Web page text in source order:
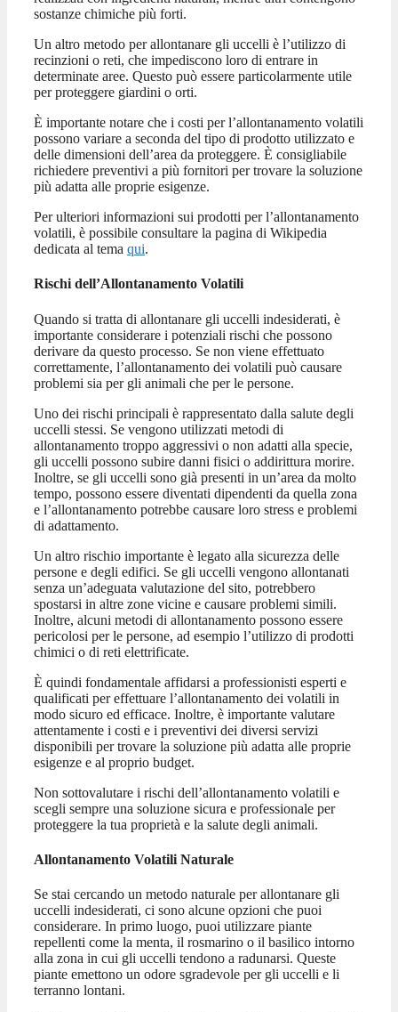
sostanze chimiche più forti.
Un altro metodo per allontanare gli uccelli è l’utilizzo di
recinzioni o reti, che impediscono loro di entrare in
determinate aree. Questo può essere particolarmente utile
per proteggere giardini o orti.
È importante notare che i costi per l’allontanamento volatili
possono variare a seconda del tipo di prodotto utilizzato e
delle dimensioni dell’area da proteggere. È consigliabile
richiedere preventivi a più fornitori per trovare la soluzione
più adatta alle proprie esigenze.
Per ulteriori informazioni sui prodotti per l’allontanamento
volatili, è possibile consultare la pagina di Wikipedia
dedicata al tema qui.
Rischi dell’Allontanamento Volatili
Quando si tratta di allontanare gli uccelli indesiderati, è
importante considerare i potenziali rischi che possono
derivare da questo processo. Se non viene effettuato
correttamente, l’allontanamento dei volatili può causare
problemi sia per gli animali che per le persone.
Uno dei rischi principali è rappresentato dalla salute degli
uccelli stessi. Se vengono utilizzati metodi di
allontanamento troppo aggressivi o non adatti alla specie,
gli uccelli possono subire danni fisici o addirittura morire.
Inoltre, se gli uccelli sono già presenti in un’area da molto
tempo, possono essere diventati dipendenti da quella zona
e l’allontanamento potrebbe causare loro stress e problemi
di adattamento.
Un altro rischio importante è legato alla sicurezza delle
persone e degli edifici. Se gli uccelli vengono allontanati
senza un’adeguata valutazione del sito, potrebbero
spostarsi in altre zone vicine e causare problemi simili.
Inoltre, alcuni metodi di allontanamento possono essere
pericolosi per le persone, ad esempio l’utilizzo di prodotti
chimici o di reti elettrificate.
È quindi fondamentale affidarsi a professionisti esperti e
qualificati per effettuare l’allontanamento dei volatili in
modo sicuro ed efficace. Inoltre, è importante valutare
attentamente i costi e i preventivi dei diversi servizi
disponibili per trovare la soluzione più adatta alle proprie
esigenze e al proprio budget.
Non sottovalutare i rischi dell’allontanamento volatili e
scegli sempre una soluzione sicura e professionale per
proteggere la tua proprietà e la salute degli animali.
Allontanamento Volatili Naturale
Se stai cercando un metodo naturale per allontanare gli
uccelli indesiderati, ci sono alcune opzioni che puoi
considerare. In primo luogo, puoi utilizzare piante
repellenti come la menta, il rosmarino o il basilico intorno
alla zona in cui gli uccelli tendono a radunarsi. Queste
piante emettono un odore sgradevole per gli uccelli e li
terranno lontani.